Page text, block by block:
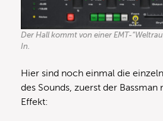
Der Hall kommt von einer EMT-
In.
Hier sind noch einmal die
des Sounds, zuerst der
Effekt: